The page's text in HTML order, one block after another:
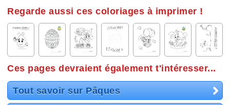
Regarde aussi ces coloriages à imprimer !
Ces pages devraient également t'intéresser...
Tout savoir sur Pâques